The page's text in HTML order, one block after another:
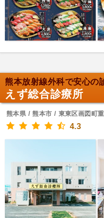
熊本放射線外科で安心の
えず総合診療所
熊本県 / 熊本市 / 東東区画図町
4.3